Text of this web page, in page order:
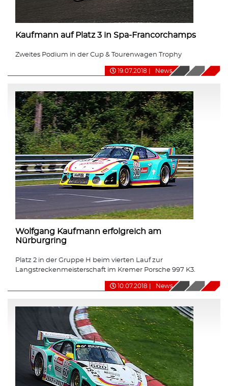
Kaufmann auf Platz 3 in Spa-Francorchamps
Zweites Podium in der Cup & Tourenwagen Trophy
19.07.2018 News
Wolfgang Kaufmann erfolgreich am
Nürburgring
Platz 2 in der Gruppe H beim vierten Lauf zur
Langstreckenmeisterschaft im Kremer Porsche 997 K3.
10.07.2018 News